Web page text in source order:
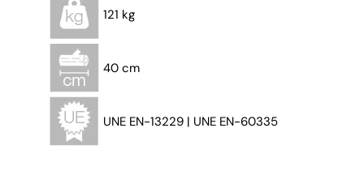
121 kg
40 cm
UNE EN-13229 | UNE EN-60335